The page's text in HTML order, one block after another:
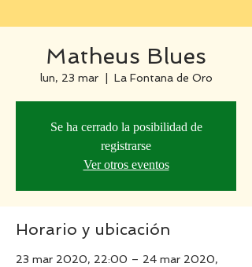
Matheus Blues
lun, 23 mar
  |
La Fontana de Oro
Se ha cerrado la posibilidad de
registrarse
Ver otros eventos
Horario y ubicación
23 mar 2020, 22:00 – 24 mar 2020,